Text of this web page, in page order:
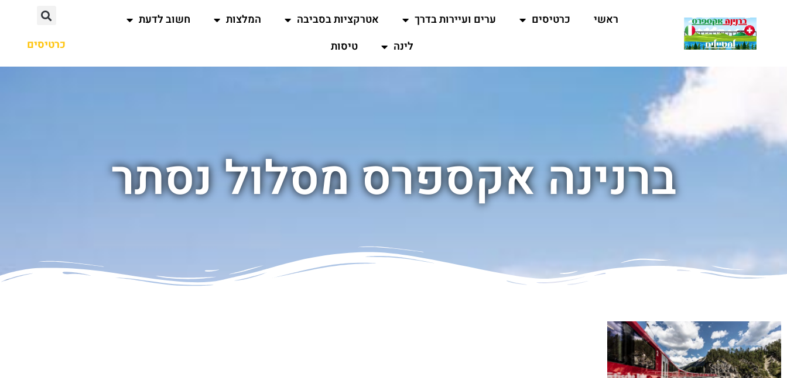
ראשי כרטיסים ערים ועיירות בדרך אטרקציות בסביבה המלצות
חשוב לדעת
לינה
טיסות כרטיסים
ברנינה אקספרס מסלול נסתר